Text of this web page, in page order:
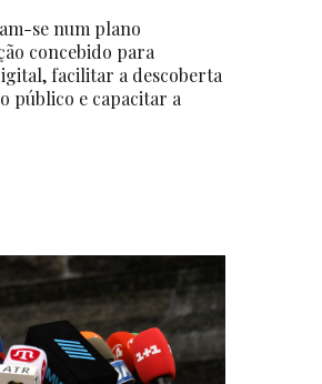
se num plano
concebido para
facilitar a descoberta
público e capacitar a